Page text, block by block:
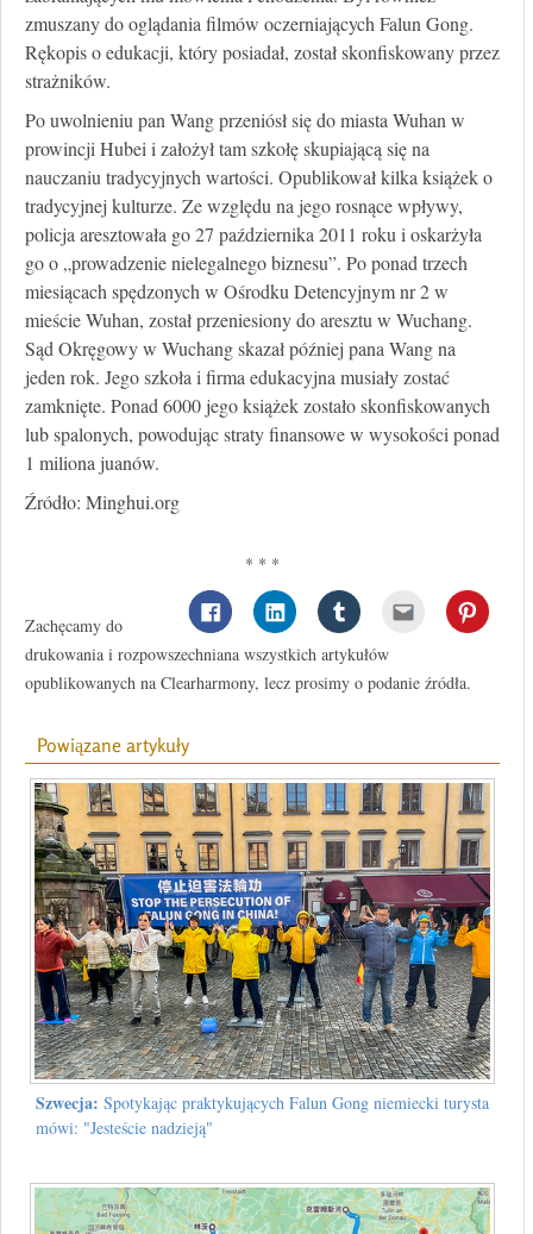
zmuszany do oglądania filmów oczerniających Falun Gong.
Rękopis o edukacji, który posiadał, został skonfiskowany przez
strażników.
Po uwolnieniu pan Wang przeniósł się do miasta Wuhan w
prowincji Hubei i założył tam szkołę skupiającą się na
nauczaniu tradycyjnych wartości. Opublikował kilka książek o
tradycyjnej kulturze. Ze względu na jego rosnące wpływy,
policja aresztowała go 27 października 2011 roku i oskarżyła
go o „prowadzenie nielegalnego biznesu”. Po ponad trzech
miesiącach spędzonych w Ośrodku Detencyjnym nr 2 w
mieście Wuhan, został przeniesiony do aresztu w Wuchang.
Sąd Okręgowy w Wuchang skazał później pana Wang na
jeden rok. Jego szkoła i firma edukacyjna musiały zostać
zamknięte. Ponad 6000 jego książek zostało skonfiskowanych
lub spalonych, powodując straty finansowe w wysokości ponad
1 miliona juanów.
Źródło: Minghui.org
* * *
Zachęcamy do
drukowania i rozpowszechniana wszystkich artykułów
opublikowanych na Clearharmony, lecz prosimy o podanie źródła.
Powiązane artykuły
Szwecja: Spotykając praktykujących Falun Gong niemiecki turysta
mówi: "Jesteście nadzieją"